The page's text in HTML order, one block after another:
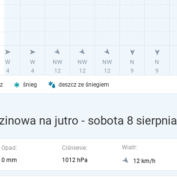
śnieg deszcz ze śniegiem
na jutro - sobota 8 sierpnia
Opad:
0 mm
Ciśnienie:
1012 hPa
Wiatr:
12 km/h